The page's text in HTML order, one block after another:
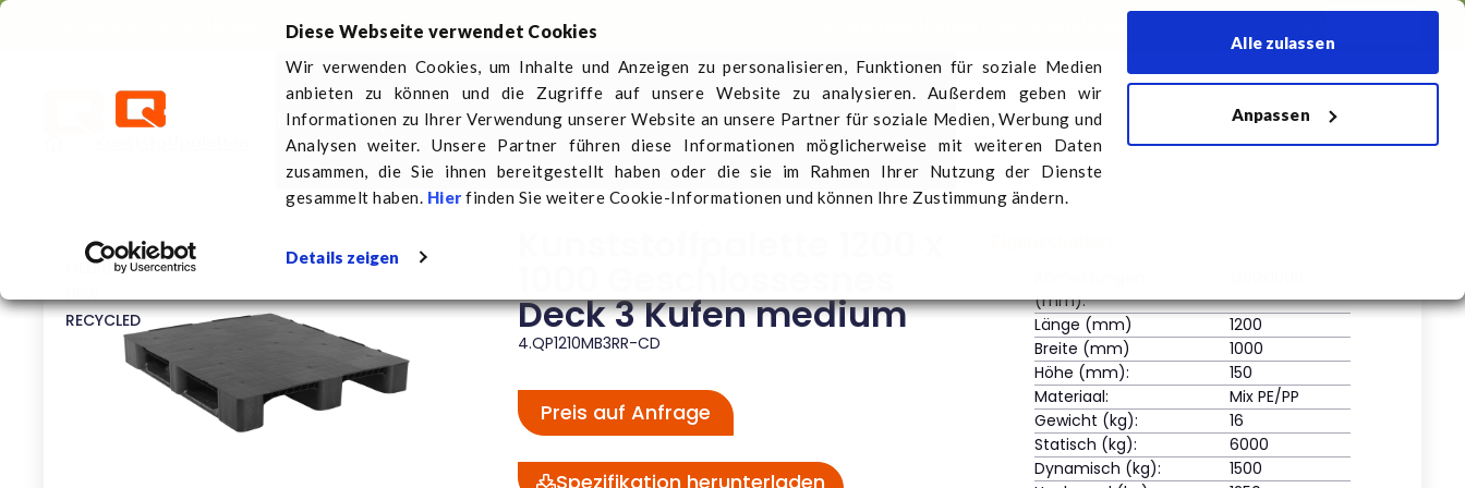
Diese Webseite verwendet Cookies
Wir verwenden Cookies, um Inhalte und Anzeigen zu personalisieren, Funktionen für soziale Medien
anbieten zu können und die Zugriffe auf unsere Website zu analysieren. Außerdem geben wir
Informationen zu Ihrer Verwendung unserer Website an unsere Partner für soziale Medien, Werbung und
Analysen weiter. Unsere Partner führen diese Informationen möglicherweise mit weiteren Daten
zusammen, die Sie ihnen bereitgestellt haben oder die sie im Rahmen Ihrer Nutzung der Dienste
gesammelt haben. Hierfinden Sie weitere Cookie-Informationen und können Ihre Zustimmung ändern.
Details zeigen
Alle zulassen
Anpassen
KunststoffpalettenÜber Q-PallSektorenAktuelles Kontaktieren Sie unsTransport anmelden
1200 x 1000 mm Kunststoffpalette 1200 x 1000 Geschlossesnes Deck 3 Kufen medium
MEDIUM
NEW
RECYCLED
Deck 3 Kufen medium
4.QP1210MB3RR-CD
Preis auf Anfrage
Spezifikation herunterladen
(mm):
Länge (mm)
1200
Breite (mm)
1000
Höhe (mm):
150
Materiaal:
Mix PE/PP
Gewicht (kg):
16
Statisch (kg):
6000
Dynamisch (kg):
1500